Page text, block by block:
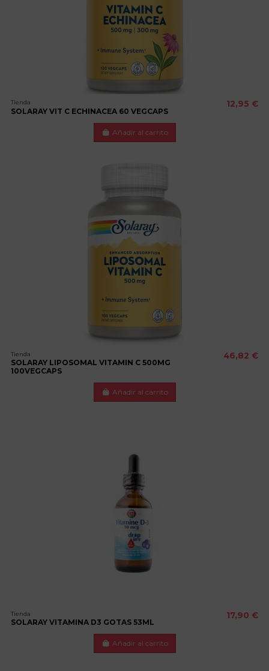
Tienda
SOLARAY VIT C ECHINACEA 60 VEGCAPS
12,95 €
Añadir al carrito
Tienda
SOLARAY LIPOSOMAL VITAMIN C 500MG
100VEGCAPS
46,82 €
Añadir al carrito
Tienda
SOLARAY VITAMINA D3 GOTAS 53ML
17,90 €
Añadir al carrito